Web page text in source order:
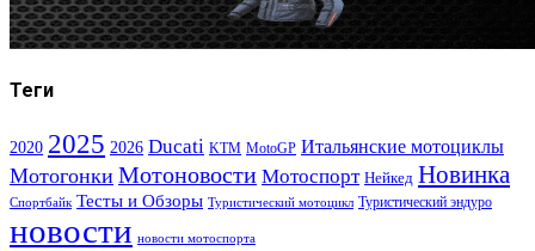
Теги
2020 2025 2026 Ducati KTM MotoGP Итальянские мотоциклы
Мотогонки Мотоновости Мотоспорт Нейкед Новинка
Спортбайк Тесты и Обзоры Туристический мотоцикл Туристический эндуро
новости новости мотоспорта